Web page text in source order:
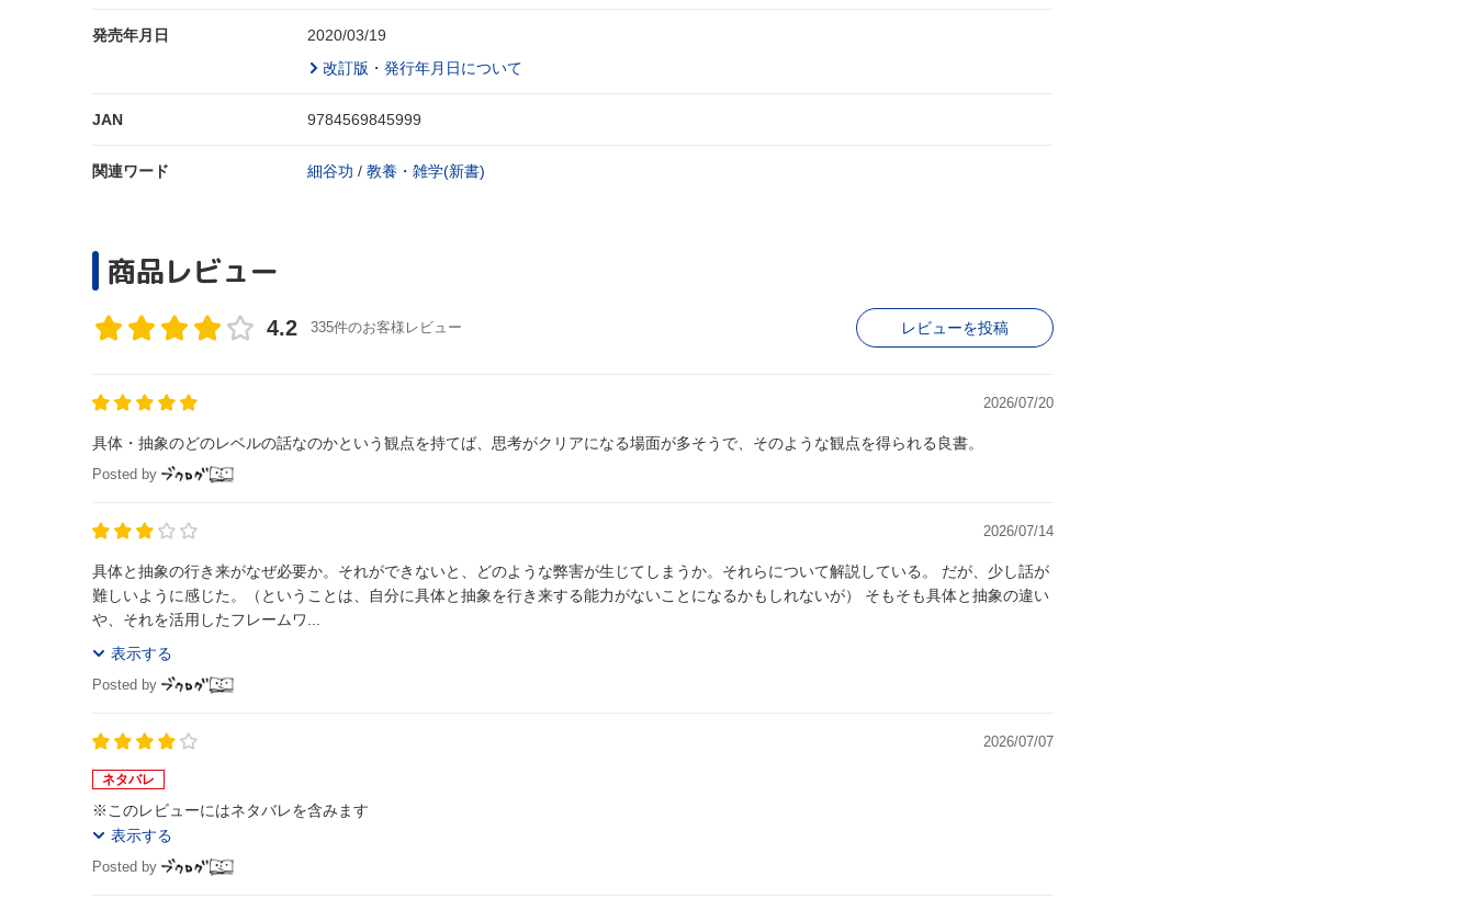
発売年月日
2020/03/19
改訂版・発行年月日について
JAN 9784569845999
関連ワード 細谷功 / 教養・雑学(新書)
商品レビュー
4.2 335件のお客様レビュー レビューを投稿
2026/07/20
具体・抽象のどのレベルの話なのかという観点を持てば、思考がクリアになる場面が多そうで、そのような観点を得られる良書。
Posted by
2026/07/14
具体と抽象の行き来がなぜ必要か。それができないと、どのような弊害が生じてしまうか。それらについて解説している。 だが、少し話が
難しいように感じた。（ということは、自分に具体と抽象を行き来する能力がないことになるかもしれないが） そもそも具体と抽象の違い
や、それを活用したフレームワ...
表示する
Posted by
2026/07/07
ネタバレ
※このレビューにはネタバレを含みます
表示する
Posted by